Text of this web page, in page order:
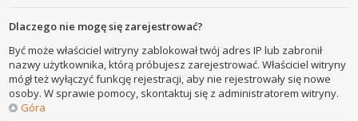
Dlaczego nie mogę się zarejestrować?
Być może właściciel witryny zablokował twój adres IP lub zabronił
nazwy użytkownika, którą próbujesz zarejestrować. Właściciel witryny
mógł też wyłączyć funkcję rejestracji, aby nie rejestrowały się nowe
osoby. W sprawie pomocy, skontaktuj się z administratorem witryny.
Góra